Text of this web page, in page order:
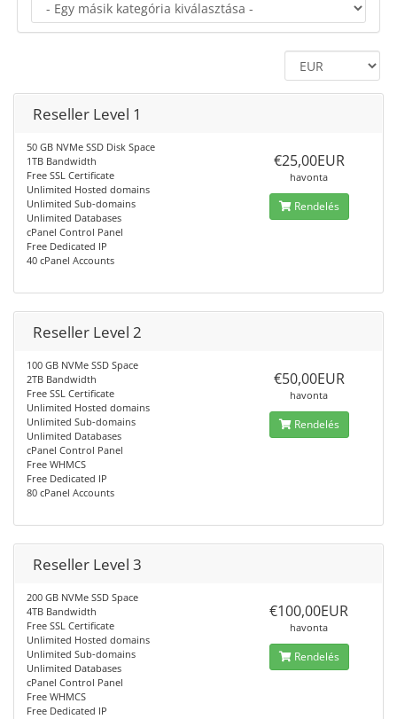
Reseller Level 1
50 GB NVMe SSD Disk Space
1TB Bandwidth
Free SSL Certificate
Unlimited Hosted domains
Unlimited Sub-domains
Unlimited Databases
cPanel Control Panel
Free Dedicated IP
40 cPanel Accounts
€25,00EUR
havonta
Rendelés
Reseller Level 2
100 GB NVMe SSD Space
2TB Bandwidth
Free SSL Certificate
Unlimited Hosted domains
Unlimited Sub-domains
Unlimited Databases
cPanel Control Panel
Free WHMCS
Free Dedicated IP
80 cPanel Accounts
€50,00EUR
havonta
Rendelés
Reseller Level 3
200 GB NVMe SSD Space
4TB Bandwidth
Free SSL Certificate
Unlimited Hosted domains
Unlimited Sub-domains
Unlimited Databases
cPanel Control Panel
Free WHMCS
Free Dedicated IP
€100,00EUR
havonta
Rendelés